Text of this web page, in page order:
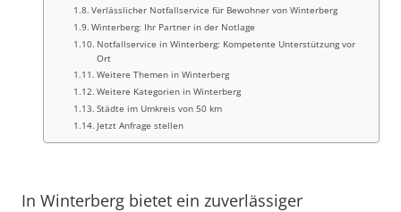
Verlässlicher Notfallservice für Bewohner von Winterberg
Winterberg: Ihr Partner in der Notlage
Notfallservice in Winterberg: Kompetente Unterstützung vor
Ort
Weitere Themen in Winterberg
Weitere Kategorien in Winterberg
Städte im Umkreis von 50 km
Jetzt Anfrage stellen
In Winterberg bietet ein zuverlässiger